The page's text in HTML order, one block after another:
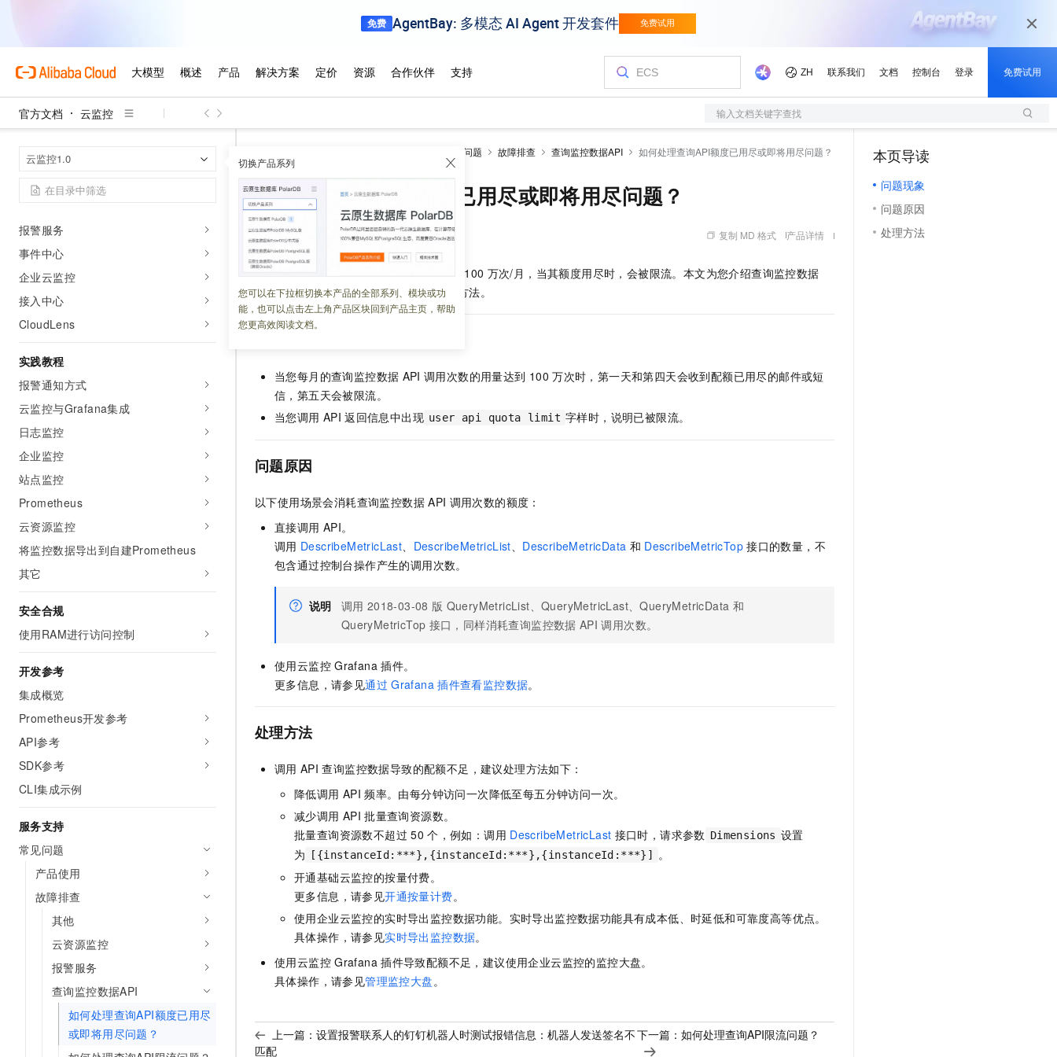
官方文档 云监控 输入文档关键字查找
云监控1.0 切换产品系列
您可以在下拉框切换本产品的全部系列、模块或功
能，也可以点击左上角产品区块回到产品主页，帮助
您更高效阅读文档。
操作指南
概览
网络分析与监控
Prometheus
报警服务
事件中心
企业云监控
接入中心
CloudLens
实践教程
报警通知方式
云监控与Grafana集成
日志监控
企业监控
站点监控
Prometheus
云资源监控
将监控数据导出到自建Prometheus
其它
安全合规
使用RAM进行访问控制
开发参考
集成概览
Prometheus开发参考
API参考
SDK参考
CLI集成示例
服务支持
常见问题
产品使用
故障排查
其他
云资源监控
报警服务
查询监控数据API
如何处理查询API额度已用尽
或即将用尽问题？
常见问题 故障排查 查询监控数据API 如何处理查询API额度已用尽或即将用尽问题？
如何处理查询API额度已用尽或即将用尽问题？
更新时间： 2026-04-28 06:21:24 复制 MD 格式 产品详情
查询监控数据 100 万次/月，当其额度用尽时，会被限流。本文为您介绍查询监控数据
API 调用次数用尽的现象、原因以及处理方法。
当您每月的查询监控数据 API 调用次数的用量达到 100 万次时，第一天和第四天会收到配额已用尽的邮件或短
信，第五天会被限流。
当您调用 API 返回信息中出现 user api quota limit 字样时，说明已被限流。
问题原因
以下使用场景会消耗查询监控数据 API 调用次数的额度：
直接调用 API。
调用 DescribeMetricLast、 DescribeMetricList、 DescribeMetricData 和 DescribeMetricTop 接口的数量，不
包含通过控制台操作产生的调用次数。
说明 调用 2018-03-08 版 QueryMetricList、QueryMetricLast、QueryMetricData 和
QueryMetricTop 接口，同样消耗查询监控数据 API 调用次数。
使用云监控 Grafana 插件。
更多信息，请参见通过 Grafana 插件查看监控数据。
处理方法
调用 API 查询监控数据导致的配额不足，建议处理方法如下：
降低调用 API 频率。由每分钟访问一次降低至每五分钟访问一次。
减少调用 API 批量查询资源数。
批量查询资源数不超过 50 个，例如：调用 DescribeMetricLast 接口时，请求参数 Dimensions 设置
为
[{instanceId:***},{instanceId:***},{instanceId:***}]
。
开通基础云监控的按量付费。
更多信息，请参见开通按量计费。
使用企业云监控的实时导出监控数据功能。实时导出监控数据功能具有成本低、时延低和可靠度高等优点。
具体操作，请参见实时导出监控数据。
使用云监控 Grafana 插件导致配额不足，建议使用企业云监控的监控大盘。
具体操作，请参见管理监控大盘。
上一篇： 设置报警联系人的钉钉机器人时测试报错信息：机器人发送签名不
匹配
下一篇：如何处理查询API限流问题？
本页导读
问题现象
问题原因
处理方法